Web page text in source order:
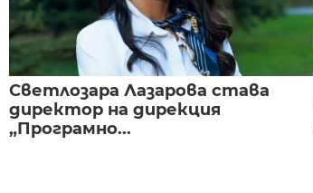
Светлозара Лазарова става
директор на дирекция
„Програмно...